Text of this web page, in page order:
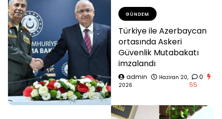
GÜNDEM
Türkiye ile Azerbaycan
ortasında Askeri
Güvenlik Mutabakatı
imzalandı
admin
Haziran 20,
2026
0
55